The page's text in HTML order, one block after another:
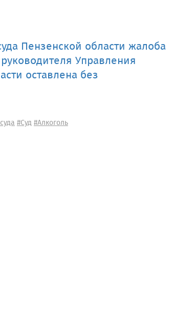
Пензенской области жалоба
Управления
оставлена без
#Суд#Алкоголь